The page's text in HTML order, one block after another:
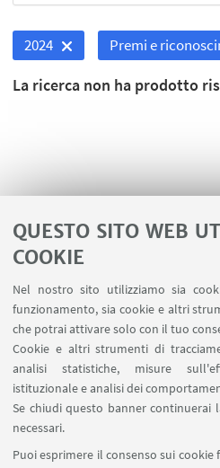
QUESTO SITO WEB
COOKIE
Nel nostro sito utilizziamo sia
funzionamento, sia cookie e altri
che potrai attivare solo con il tuo
Cookie e altri strumenti di
analisi statistiche, misure
istituzionale e analisi dei
Se chiudi questo banner continuerai
necessari.
Puoi esprimere il consenso sui
2024 Premi e
La ricerca non ha prodotto
LINK
Area
SEGUI